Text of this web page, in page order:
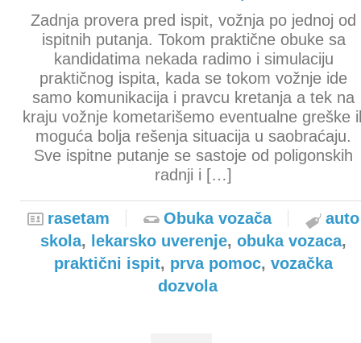
Zadnja provera pred ispit, vožnja po jednoj od
ispitnih putanja. Tokom praktične obuke sa
kandidatima nekada radimo i simulaciju
praktičnog ispita, kada se tokom vožnje ide
samo komunikacija i pravcu kretanja a tek na
kraju vožnje kometarišemo eventualne greške
moguća bolja rešenja situacija u saobraćaju.
Sve ispitne putanje se sastoje od poligonskih
radnji i […]
rasetam Obuka vozača
auto
skola, lekarsko uverenje, obuka vozaca,
praktični ispit, prva pomoc, vozačka
dozvola